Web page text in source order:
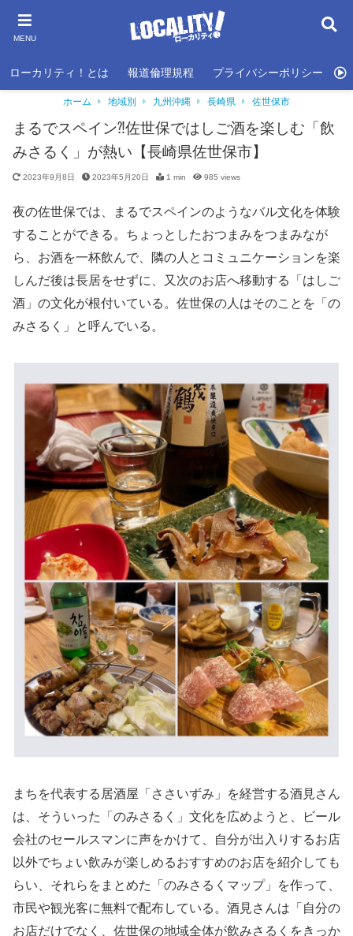
MENU
ローカリティ！とは 報道倫理規程 プライバシーポリシー
ホーム 地域別 九州沖縄 長崎県 佐世保市
まるでスペイン⁈佐世保ではしご酒を楽しむ「飲
みさるく」が熱い【長崎県佐世保市】
2023年9月8日 2023年5月20日 1 min 985 views
夜の佐世保では、まるでスペインのようなバル文化を体験
することができる。ちょっとしたおつまみをつまみなが
ら、お酒を一杯飲んで、隣の人とコミュニケーションを楽
しんだ後は長居をせずに、又次のお店へ移動する「はしご
酒」の文化が根付いている。佐世保の人はそのことを「の
みさるく」と呼んでいる。
まちを代表する居酒屋「ささいずみ」を経営する酒見さん
は、そういった「のみさるく」文化を広めようと、ビール
会社のセールスマンに声をかけて、自分が出入りするお店
以外でちょい飲みが楽しめるおすすめのお店を紹介しても
らい、それらをまとめた「のみさるくマップ」を作って、
市民や観光客に無料で配布している。酒見さんは「自分の
お店だけでなく、佐世保の地域全体が飲みさるくをきっか